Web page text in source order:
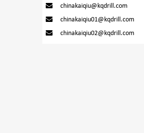
chinakaiqiu@kqdrill.com
chinakaiqiu01@kqdrill.com
chinakaiqiu02@kqdrill.com